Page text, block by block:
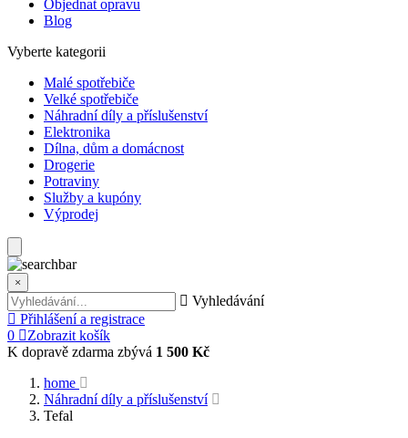
Objednat opravu
Blog
Vyberte kategorii
Malé spotřebiče
Velké spotřebiče
Náhradní díly a příslušenství
Elektronika
Dílna, dům a domácnost
Drogerie
Potraviny
Služby a kupóny
Výprodej
×
Vyhledávání
Přihlášení a registrace
0
Zobrazit košík
K dopravě zdarma zbývá 1 500 Kč
home
Náhradní díly a příslušenství
Tefal